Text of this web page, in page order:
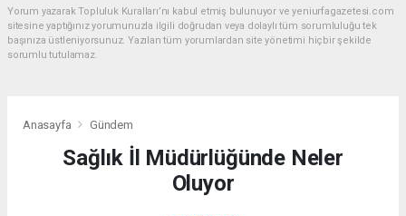
Yorum yazarak Topluluk Kuralları’nı kabul etmiş bulunuyor ve yeniurfagazetesi.com
sitesine yaptığınız yorumunuzla ilgili doğrudan veya dolaylı tüm sorumluluğu tek
başınıza üstleniyorsunuz. Yazılan tüm yorumlardan site yönetimi hiçbir şekilde
sorumlu tutulamaz.
Anasayfa Gündem
Sağlık İl Müdürlüğünde Neler
Oluyor